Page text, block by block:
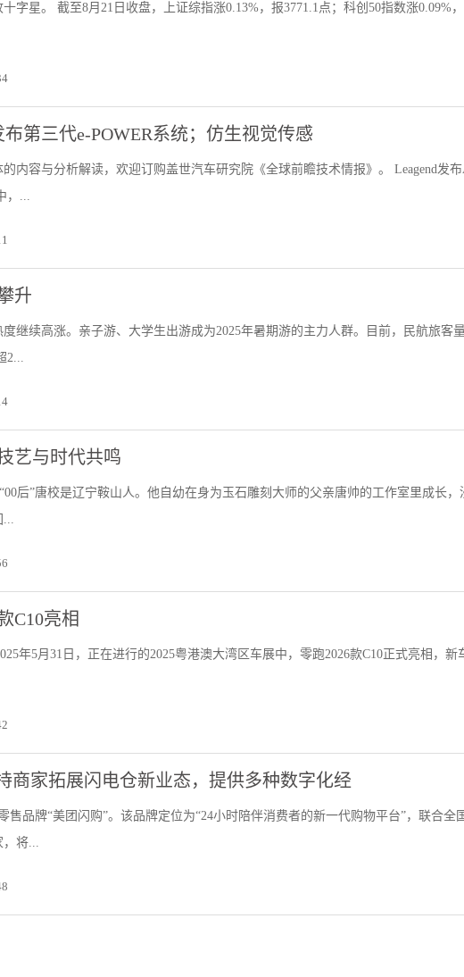
字星。 截至8月21日收盘，上证综指涨0.13%，报3771.1点；科创50指数涨0.09%
第三代e-POWER系统；仿生视觉传感
内容与分析解读，欢迎订购盖世汽车研究院《全球前瞻技术情报》。 Leagend发
，...
升
继续高涨。亲子游、大学生出游成为2025年暑期游的主力人群。目前，民航旅客
2...
艺与时代共鸣
后”唐校是辽宁鞍山人。他自幼在身为玉石雕刻大师的父亲唐帅的工作室里成长，
...
C10亮相
年5月31日，正在进行的2025粤港澳大湾区车展中，零跑2026款C10正式亮相，新
商家拓展闪电仓新业态，提供多种数字化经
售品牌“美团闪购”。该品牌定位为“24小时陪伴消费者的新一代购物平台”，联合全
，将...